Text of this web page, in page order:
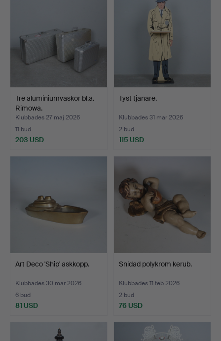
Tre aluminiumväskor bl.a.
Rimowa.
Klubbades 27 maj 2026
11 bud
203 USD
Tyst tjänare.
Klubbades 31 mar 2026
2 bud
115 USD
Art Deco 'Ship' askkopp.
Klubbades 30 mar 2026
6 bud
81 USD
Snidad polykrom kerub.
Klubbades 11 feb 2026
2 bud
76 USD